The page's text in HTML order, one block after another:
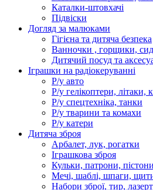
Каталки-штовхачі
Підвіски
Догляд за малюками
Гігієна та дитяча безпека
Ванночки , горщики,
Дитячий посуд та
Іграшки на радіокеруванні
Р/у авто
Р/у гелікоптери, літаки,
Р/у спецтехніка, танки
Р/у тварини та комахи
Р/у катери
Дитяча зброя
Арбалет, лук, рогатки
Іграшкова зброя
Кульки, патрони,
Мечі, шаблі, шпаги,
Набори зброї, тир,